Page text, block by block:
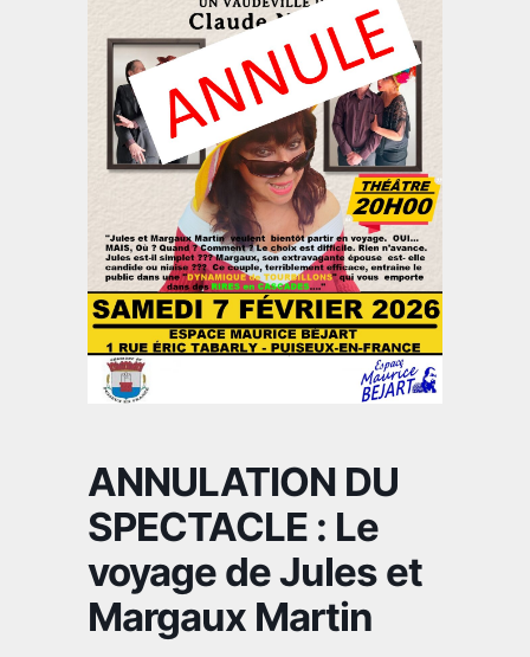
ANNULATION DU
SPECTACLE : Le
voyage de Jules et
Margaux Martin